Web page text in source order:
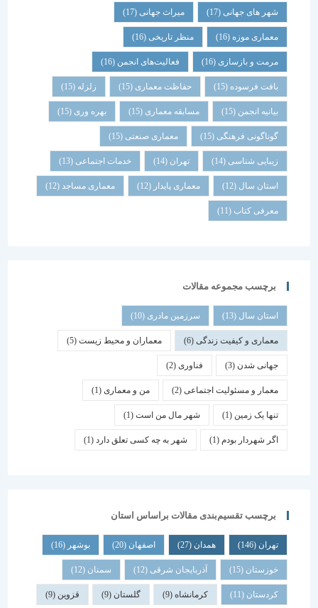
شهر های جهانی(17) میراث جهانی(17)
معماری موزه(16) منظر تاریخی (16)
مرمت و بازسازی(16) فعالیت‌های انجمن(16)
بافت فرسوده (15) حفاظت معماری (15) زلزله
بیانیه انجمن(15) مسابقه معماری (15) بهره وری(15)
گوناگونی فرهنگی (15) معماری صنعتی(15)
زیبایی شناسی (14) تهران خدمات اجتماعی (13)
استان سال(12) معماری پایدار (12) معماری مساجد(12)
معرفی کتاب(11)
برچسب مجموعه مقالات
استان سال(13) سرزمین مادری(10)
معماری و کیفیت زندگی(6) معماران و محیط زیست(5)
جهانی شدن(3) فناوری (2)
معمار و مسئولیت اجتماعی (2) من و معماری (1)
تنها یک زمین(1) شهر مال من است(1)
اگر شهردار بودم (1) شهر به چه کسی تعلق دارد(1)
برچسب تقسیم‌بندی مقالات براساس استان
همدان اصفهان (20) بوشهر
خوزستان(15) آذربایجان شرقی(12) سمنان (12)
کردستان(11) کرمانشاه(9) گلستان (9) قزوین